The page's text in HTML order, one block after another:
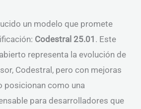
un modelo que promete
Codestral 25.01 . Este
representa la evolución de
Codestral, pero con mejoras
posicionan como una
para desarrolladores que